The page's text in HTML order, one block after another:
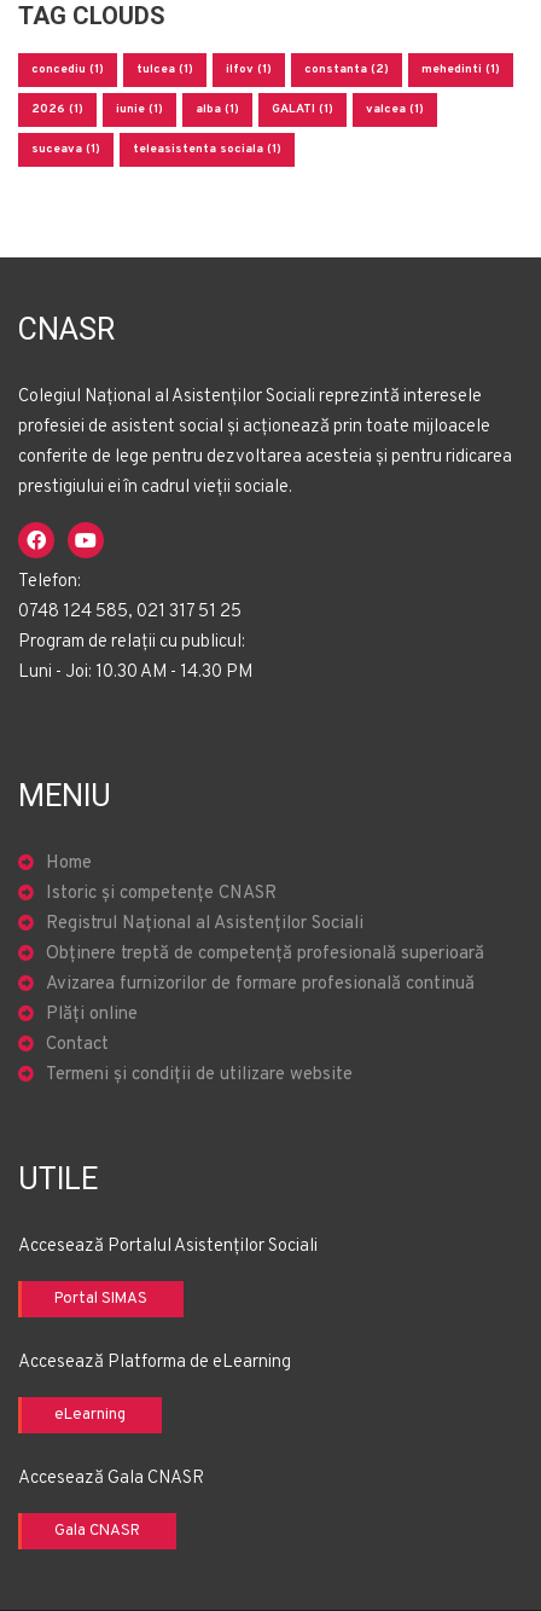
TAG CLOUDS
concediu (1) tulcea (1) ilfov (1) constanta (2) mehedinti (1)
2026 (1) iunie (1) alba (1) GALATI (1) valcea (1)
suceava (1) teleasistenta sociala (1)
CNASR
Colegiul Național al Asistenților Sociali reprezintă interesele
profesiei de asistent social și acționează prin toate mijloacele
conferite de lege pentru dezvoltarea acesteia și pentru ridicarea
prestigiului ei în cadrul vieții sociale.
Telefon:
0748 124 585, 021 317 51 25
Program de relații cu publicul:
Luni - Joi: 10.30 AM - 14.30 PM
MENIU
Home
Istoric și competențe CNASR
Registrul Național al Asistenților Sociali
Obținere treptă de competență profesională superioară
Avizarea furnizorilor de formare profesională continuă
Plăți online
Contact
Termeni și condiții de utilizare website
UTILE
Accesează Portalul Asistenților Sociali
Portal SIMAS
Accesează Platforma de eLearning
eLearning
Accesează Gala CNASR
Gala CNASR